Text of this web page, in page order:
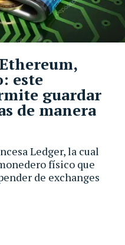
Ledger, la cual
físico que
de exchanges
este
guardar
de manera